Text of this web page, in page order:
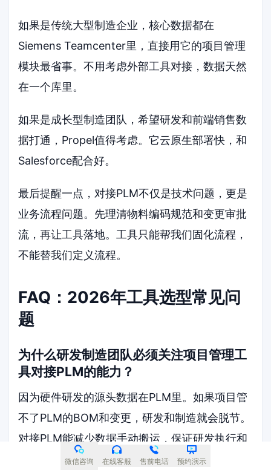
如果是传统大型制造企业，核心数据都在
Siemens Teamcenter里，直接用它的项目管理
模块最省事。不用考虑外部工具对接，数据天然
在一个库里。
如果是成长型制造团队，希望研发和前端销售数
据打通，Propel值得考虑。它云原生部署快，和
Salesforce配合好。
最后提醒一点，对接PLM不仅是技术问题，更是
业务流程问题。先理清物料编码规范和变更审批
流，再让工具落地。工具只能帮我们固化流程，
不能替我们定义流程。
FAQ：2026年工具选型常见问
题
为什么研发制造团队必须关注项目管理工
具对接PLM的能力？
因为硬件研发的源头数据在PLM里。如果项目管
不了PLM的BOM和变更，研发和制造就会脱节。
对接PLM能减少数据手动搬运，保证研发执行和
设计图纸一致。
微信咨询 在线客服 售前电话 预约演示